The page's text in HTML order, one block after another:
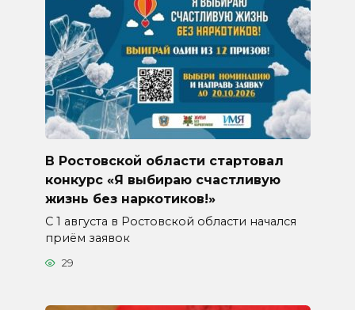
В Ростовской области стартовал
конкурс «Я выбираю счастливую
жизнь без наркотиков!»
С 1 августа в Ростовской области начался
приём заявок
29